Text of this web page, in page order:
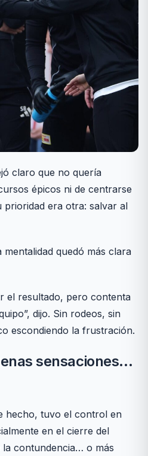
claro que no quería
épicos ni de centrarse
era otra: salvar al
quedó más clara
el resultado, pero contenta
dijo. Sin rodeos, sin
escondiendo la frustración.
sensaciones…
hecho, tuvo el control en
en el cierre del
contundencia… o más